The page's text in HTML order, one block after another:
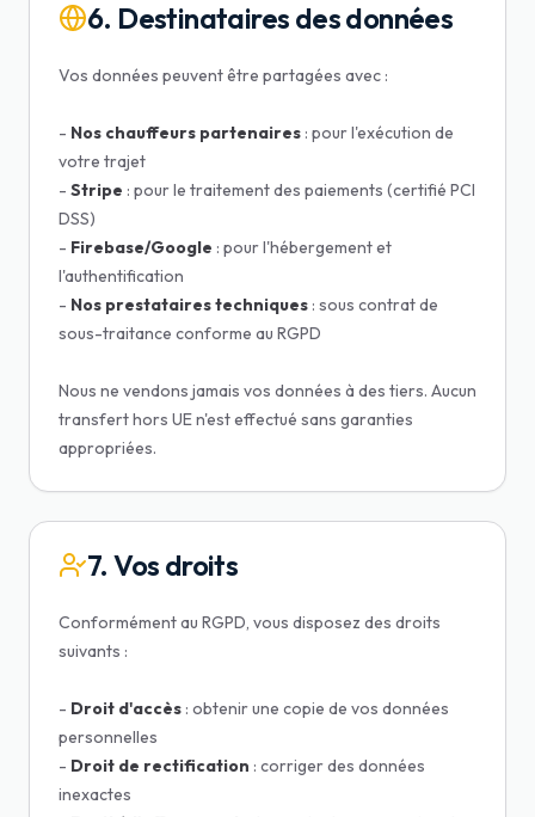
6. Destinataires des données
Vos données peuvent être partagées avec :
- Nos chauffeurs partenaires : pour l'exécution de
votre trajet
- Stripe : pour le traitement des paiements (certifié PCI
DSS)
- Firebase/Google : pour l'hébergement et
l'authentification
- Nos prestataires techniques : sous contrat de
sous-traitance conforme au RGPD
Nous ne vendons jamais vos données à des tiers. Aucun
transfert hors UE n'est effectué sans garanties
appropriées.
7. Vos droits
Conformément au RGPD, vous disposez des droits
suivants :
- Droit d'accès : obtenir une copie de vos données
personnelles
- Droit de rectification : corriger des données
inexactes